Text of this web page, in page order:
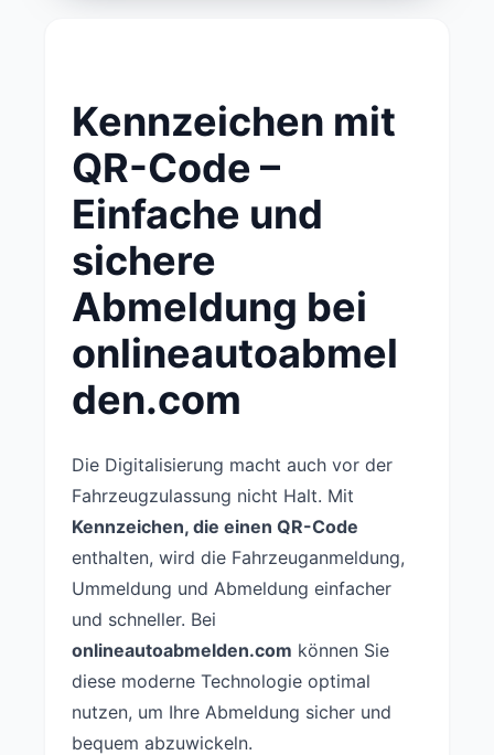
Kennzeichen mit
QR-Code –
Einfache und
sichere
Abmeldung bei
onlineautoabmel
den.com
Die Digitalisierung macht auch vor der
Fahrzeugzulassung nicht Halt. Mit
Kennzeichen, die einen QR-Code
enthalten, wird die Fahrzeuganmeldung,
Ummeldung und Abmeldung einfacher
und schneller. Bei
onlineautoabmelden.com können Sie
diese moderne Technologie optimal
nutzen, um Ihre Abmeldung sicher und
bequem abzuwickeln.